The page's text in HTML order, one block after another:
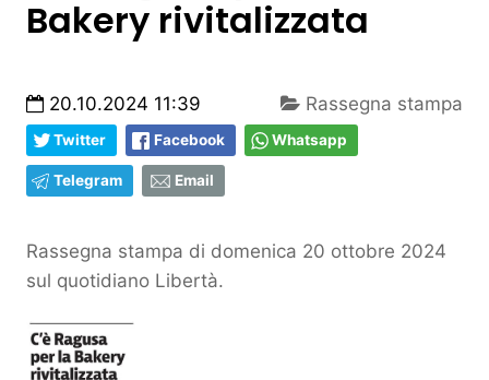
Bakery rivitalizzata
20.10.2024 11:39 Rassegna stampa
Twitter Facebook Whatsapp
Telegram Email
Rassegna stampa di domenica 20 ottobre 2024
sul quotidiano Libertà.